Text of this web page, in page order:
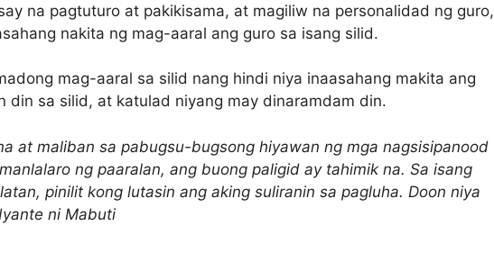
na pagtuturo at pakikisama, at magiliw na personalidad ng guro,
nakita ng mag-aaral ang guro sa isang silid.
mag-aaral sa silid nang hindi niya inaasahang makita ang
din sa silid, at katulad niyang may dinaramdam din.
at maliban sa pabugsu-bugsong hiyawan ng mga nagsisipanood
ng paaralan, ang buong paligid ay tahimik na. Sa isang
pinilit kong lutasin ang aking suliranin sa pagluha. Doon niya
ni Mabuti